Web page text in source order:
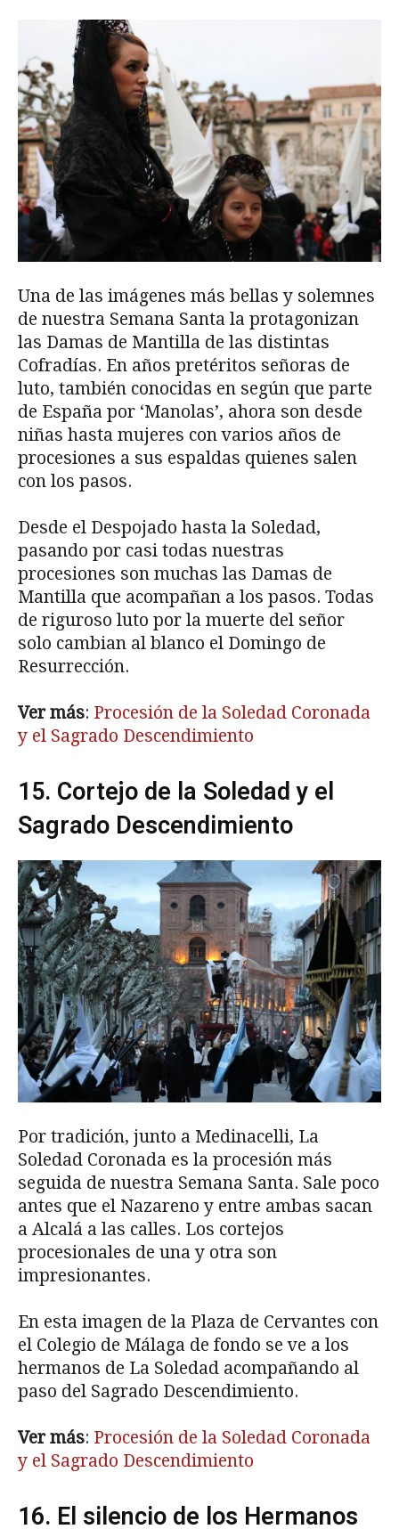
Una de las imágenes más bellas y solemnes
de nuestra Semana Santa la protagonizan
las Damas de Mantilla de las distintas
Cofradías. En años pretéritos señoras de
luto, también conocidas en según que parte
de España por ‘Manolas’, ahora son desde
niñas hasta mujeres con varios años de
procesiones a sus espaldas quienes salen
con los pasos.
Desde el Despojado hasta la Soledad,
pasando por casi todas nuestras
procesiones son muchas las Damas de
Mantilla que acompañan a los pasos. Todas
de riguroso luto por la muerte del señor
solo cambian al blanco el Domingo de
Resurrección.
Ver más: Procesión de la Soledad Coronada
y el Sagrado Descendimiento
15. Cortejo de la Soledad y el
Sagrado Descendimiento
Por tradición, junto a Medinacelli, La
Soledad Coronada es la procesión más
seguida de nuestra Semana Santa. Sale poco
antes que el Nazareno y entre ambas sacan
a Alcalá a las calles. Los cortejos
procesionales de una y otra son
impresionantes.
En esta imagen de la Plaza de Cervantes con
el Colegio de Málaga de fondo se ve a los
hermanos de La Soledad acompañando al
paso del Sagrado Descendimiento.
Ver más: Procesión de la Soledad Coronada
y el Sagrado Descendimiento
16. El silencio de los Hermanos